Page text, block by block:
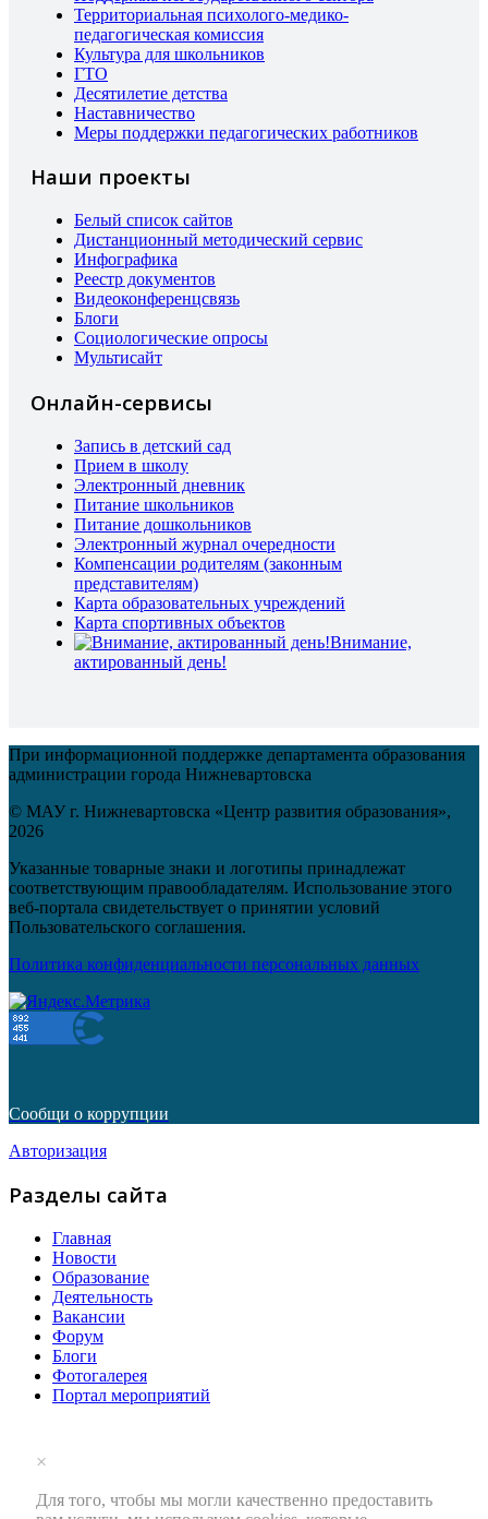
Территориальная психолого-медико-
педагогическая комиссия
Культура для школьников
ГТО
Десятилетие детства
Наставничество
Меры поддержки педагогических работников
Наши проекты
Белый список сайтов
Дистанционный методический сервис
Инфографика
Реестр документов
Видеоконференцсвязь
Блоги
Социологические опросы
Мультисайт
Онлайн-сервисы
Запись в детский сад
Прием в школу
Электронный дневник
Питание школьников
Питание дошкольников
Электронный журнал очередности
Компенсации родителям (законным
представителям)
Карта образовательных учреждений
Карта спортивных объектов
Внимание,
актированный день!
При информационной поддержке департамента образования
администрации города Нижневартовска
© МАУ г. Нижневартовска «Центр развития образования»,
2026
Указанные товарные знаки и логотипы принадлежат
соответствующим правообладателям. Использование этого
веб-портала свидетельствует о принятии условий
Пользовательского соглашения.
Политика конфиденциальности персональных данных
Сообщи о коррупции
Авторизация
Разделы сайта
Главная
Новости
Образование
Деятельность
Вакансии
Форум
Блоги
Фотогалерея
Портал мероприятий
×
Для того, чтобы мы могли качественно предоставить